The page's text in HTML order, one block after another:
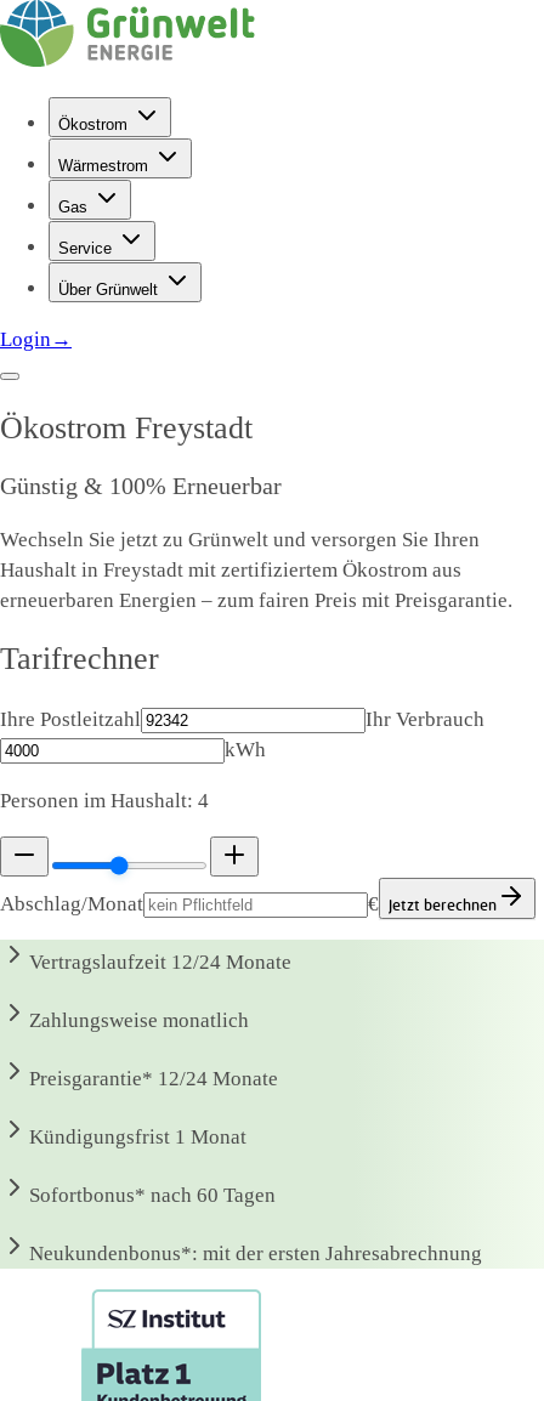
Ökostrom
Wärmestrom
Gas
Service
Über Grünwelt
Login→
Ökostrom Freystadt
Günstig & 100% Erneuerbar
Wechseln Sie jetzt zu Grünwelt und versorgen Sie Ihren
Haushalt in Freystadt mit zertifiziertem Ökostrom aus
erneuerbaren Energien – zum fairen Preis mit Preisgarantie.
Tarifrechner
Ihre Postleitzahl
Ihr Verbrauch
kWh
Personen im Haushalt: 4
Abschlag/Monat € Jetzt berechnen
Vertragslaufzeit 12/24 Monate
Zahlungsweise monatlich
Preisgarantie* 12/24 Monate
Kündigungsfrist 1 Monat
Sofortbonus* nach 60 Tagen
Neukundenbonus*: mit der ersten Jahresabrechnung